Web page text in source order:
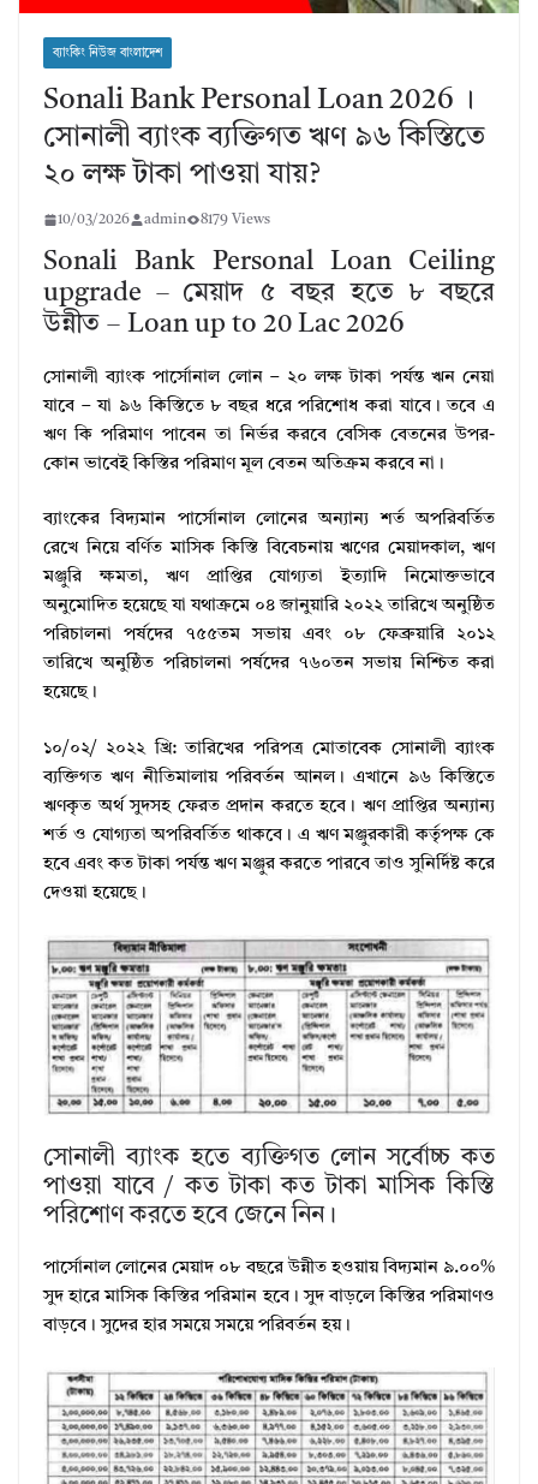
ব্যাংকিং নিউজ বাংলাদেশ
Sonali Bank Personal Loan 2026 ।
সোনালী ব্যাংক ব্যক্তিগত ঋণ ৯৬ কিস্তিতে
২০ লক্ষ টাকা পাওয়া যায়?
10/03/2026 admin 8179 Views
Sonali Bank Personal Loan Ceiling
upgrade – মেয়াদ ৫ বছর হতে ৮ বছরে
উন্নীত – Loan up to 20 Lac 2026
সোনালী ব্যাংক পার্সোনাল লোন – ২০ লক্ষ টাকা পর্যন্ত ঋন নেয়া
যাবে – যা ৯৬ কিস্তিতে ৮ বছর ধরে পরিশোধ করা যাবে। তবে এ
ঋণ কি পরিমাণ পাবেন তা নির্ভর করবে বেসিক বেতনের উপর-
কোন ভাবেই কিস্তির পরিমাণ মূল বেতন অতিক্রম করবে না।
ব্যাংকের বিদ্যমান পার্সোনাল লােনের অন্যান্য শর্ত অপরিবর্তিত
রেখে নিয়ে বর্ণিত মাসিক কিস্তি বিবেচনায় ঋণের মেয়াদকাল, ঋণ
মঞ্জুরি ক্ষমতা, ঋণ প্রাপ্তির যােগ্যতা ইত্যাদি নিমােক্তভাবে
অনুমােদিত হয়েছে যা যথাক্রমে ০৪ জানুয়ারি ২০২২ তারিখে অনুষ্ঠিত
পরিচালনা পর্ষদের ৭৫৫তম সভায় এবং ০৮ ফেব্রুয়ারি ২০১২
তারিখে অনুষ্ঠিত পরিচালনা পর্ষদের ৭৬০তন সভায় নিশ্চিত করা
হয়েছে।
১০/০২/ ২০২২ খ্রি: তারিখের পরিপত্র মোতাবেক সোনালী ব্যাংক
ব্যক্তিগত ঋণ নীতিমালায় পরিবর্তন আনল। এখানে ৯৬ কিস্তিতে
ঋণকৃত অর্থ সুদসহ ফেরত প্রদান করতে হবে। ঋণ প্রাপ্তির অন্যান্য
শর্ত ও যোগ্যতা অপরিবর্তিত থাকবে। এ ঋণ মঞ্জুরকারী কর্তৃপক্ষ কে
হবে এবং কত টাকা পর্যন্ত ঋণ মঞ্জুর করতে পারবে তাও সুনির্দিষ্ট করে
দেওয়া হয়েছে।
সোনালী ব্যাংক হতে ব্যক্তিগত লোন সর্বোচ্চ কত
পাওয়া যাবে / কত টাকা কত টাকা মাসিক কিস্তি
পরিশোণ করতে হবে জেনে নিন।
পার্সোনাল লোনের মেয়াদ ০৮ বছরে উন্নীত হওয়ায় বিদ্যমান ৯.০০%
সুদ হারে মাসিক কিস্তির পরিমান হবে। সুদ বাড়লে কিস্তির পরিমাণও
বাড়বে। সুদের হার সময়ে সময়ে পরিবর্তন হয়।